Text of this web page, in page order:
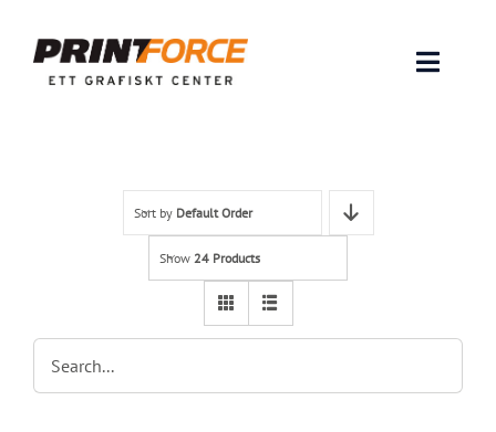
content
Toggle
INSPIRATION
Lämna original & filer
Om oss
Sort by Default Order
Show 24 Products